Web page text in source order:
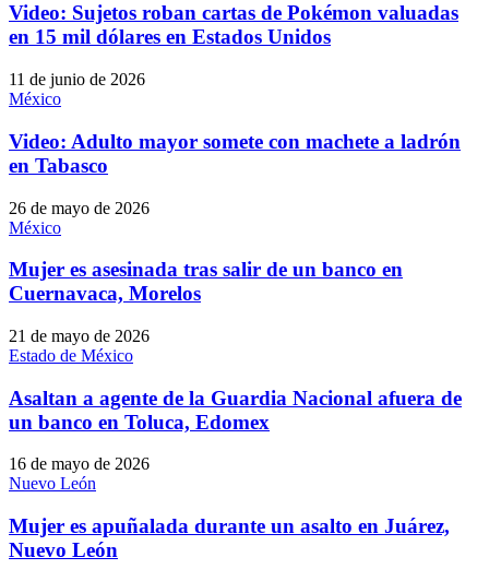
Video: Sujetos roban cartas de Pokémon valuadas
en 15 mil dólares en Estados Unidos
11 de junio de 2026
México
Video: Adulto mayor somete con machete a ladrón
en Tabasco
26 de mayo de 2026
México
Mujer es asesinada tras salir de un banco en
Cuernavaca, Morelos
21 de mayo de 2026
Estado de México
Asaltan a agente de la Guardia Nacional afuera de
un banco en Toluca, Edomex
16 de mayo de 2026
Nuevo León
Mujer es apuñalada durante un asalto en Juárez,
Nuevo León